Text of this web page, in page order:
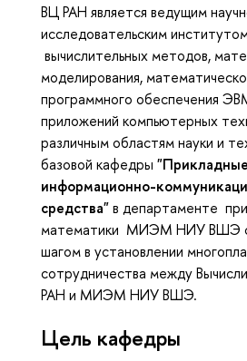
ВЦ РАН является ведущим
исследовательским
вычислительных методов,
моделирования,
программного обеспечения
приложений компьютерных
различным областям науки и
базовой кафедры "Прикладные
информационно-
средства"в департаменте
математики МИЭМ НИУ ВШЭ
шагом в установлении
сотрудничества между
РАН и МИЭМ НИУ ВШЭ.
Цель кафедры